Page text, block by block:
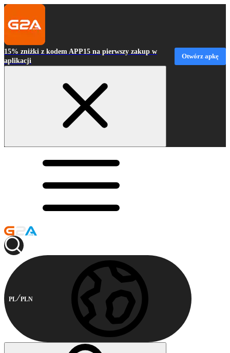
15% zniżki z kodem APP15 na pierwszy zakup w
aplikacji
Otwórz apkę
PL PLN